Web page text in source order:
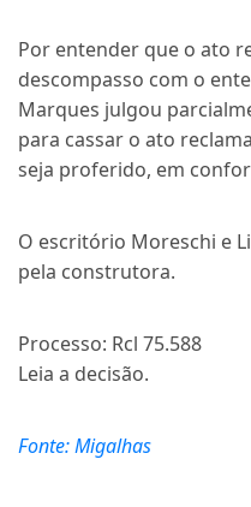
Por entender que o ato
descompasso com o
Marques julgou
para cassar o ato
seja proferido, em
O escritório Moreschi e
pela construtora.
Processo: Rcl 75.588
Leia a decisão.
Fonte: Migalhas